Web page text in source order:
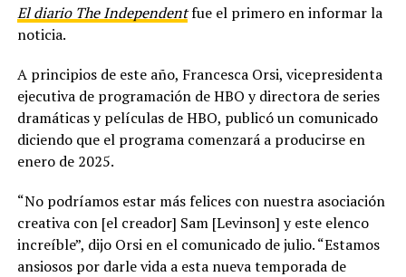
El diario The Independentfue el primero en informar la
noticia.
A principios de este año, Francesca Orsi, vicepresidenta
ejecutiva de programación de HBO y directora de series
dramáticas y películas de HBO, publicó un comunicado
diciendo que el programa comenzará a producirse en
enero de 2025.
“No podríamos estar más felices con nuestra asociación
creativa con [el creador] Sam [Levinson] y este elenco
increíble”, dijo Orsi en el comunicado de julio. “Estamos
ansiosos por darle vida a esta nueva temporada de